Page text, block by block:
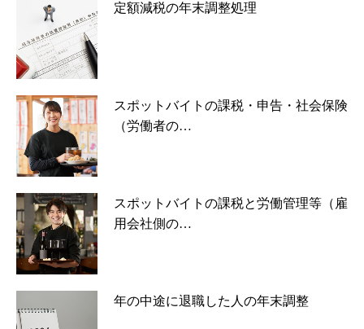
定額減税の年末調整処理
スポットバイトの課税・申告・社会保険
（労働者の…
スポットバイトの課税と労働管理等（雇
用会社側の…
年の中途に退職した人の年末調整